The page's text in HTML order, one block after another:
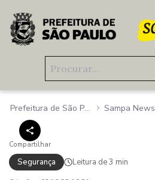
Pular para o Conteúdo principal
Prefeitura de São Paulo Sampa News
Compartilhar
Segurança Leitura de 3 min